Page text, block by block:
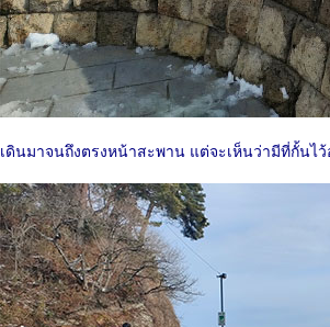
เดินมาจนถึงตรงหน้าสะพาน แต่จะเห็นว่ามีที่กั้นไว้